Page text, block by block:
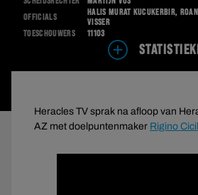
Officials
Halis Murat Kucukerbir,
Visser
Toeschouwers
11103
Heracles TV sprak na afloop van
AZ met doelpuntenmaker Rigino